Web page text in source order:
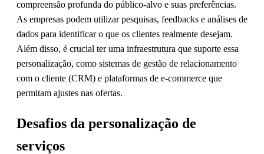
compreensão profunda do público-alvo e suas preferências.
As empresas podem utilizar pesquisas, feedbacks e análises de
dados para identificar o que os clientes realmente desejam.
Além disso, é crucial ter uma infraestrutura que suporte essa
personalização, como sistemas de gestão de relacionamento
com o cliente (CRM) e plataformas de e-commerce que
permitam ajustes nas ofertas.
Desafios da personalização de
serviços